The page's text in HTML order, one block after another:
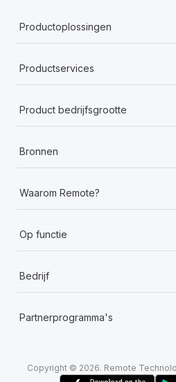
Productoplossingen
Productservices
Product bedrijfsgrootte
Bronnen
Waarom Remote?
Op functie
Bedrijf
Partnerprogramma's
Copyright © 2026. Remote